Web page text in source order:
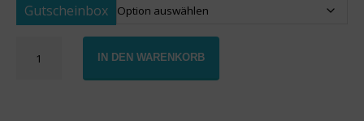
Gutscheinbox
BMW
IN DEN WARENKORB